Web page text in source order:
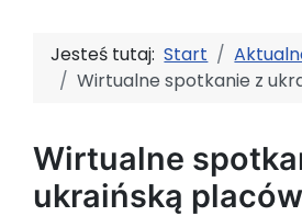
Jesteś tutaj:Start
Wirtualne spotkanie z
Wirtualne
ukraińską